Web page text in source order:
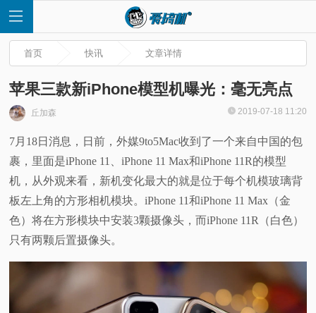
页
快
讯
首页 快讯 文章详情
苹果三款新iPhone模型机曝光：毫无亮点
丘加森 2019-07-18 11:20
7月18日消息，日前，外媒9to5Mac收到了一个来自中国的包
裹，里面是iPhone 11、iPhone 11 Max和iPhone 11R的模型
机，从外观来看，新机变化最大的就是位于每个机模玻璃背
板左上角的方形相机模块。iPhone 11和iPhone 11 Max（金
色）将在方形模块中安装3颗摄像头，而iPhone 11R（白色）
只有两颗后置摄像头。